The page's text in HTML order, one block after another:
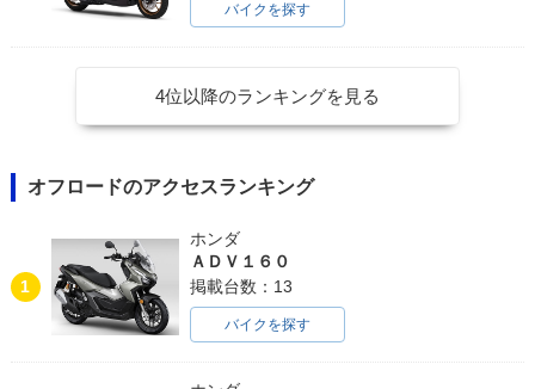
バイクを探す
4位以降のランキングを見る
オフロードのアクセスランキング
1
ホンダ
ＡＤＶ１６０
掲載台数：13
バイクを探す